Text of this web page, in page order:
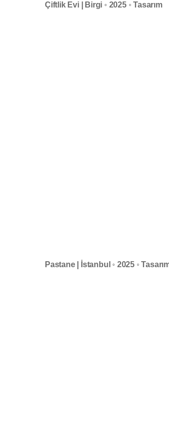
Çiftlik Evi | Birgi ◦ 2025 ◦ Tasarım
Pastane | İstanbul ◦ 2025 ◦